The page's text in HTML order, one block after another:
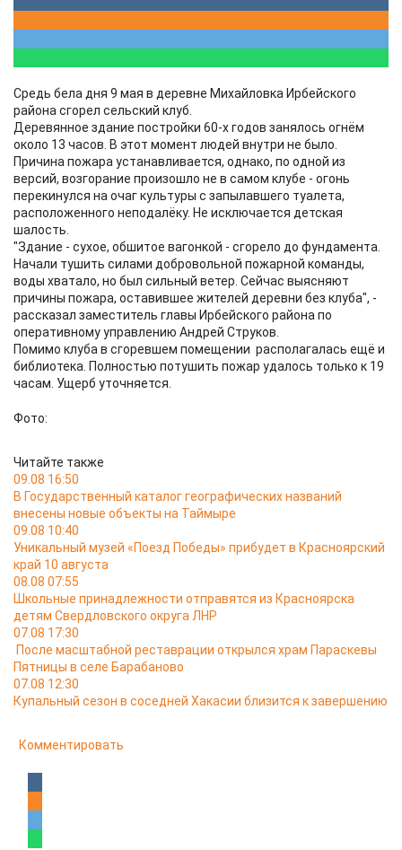
Cредь бела дня 9 мая в деревне Михайловка Ирбейского
района сгорел сельский клуб.
Деревянное здание постройки 60-х годов занялось огнём
около 13 часов. В этот момент людей внутри не было.
Причина пожара устанавливается, однако, по одной из
версий, возгорание произошло не в самом клубе - огонь
перекинулся на очаг культуры с запылавшего туалета,
расположенного неподалёку. Не исключается детская
шалость.
"Здание - сухое, обшитое вагонкой - сгорело до фундамента.
Начали тушить силами добровольной пожарной команды,
воды хватало, но был сильный ветер. Сейчас выясняют
причины пожара, оставившее жителей деревни без клуба", -
рассказал заместитель главы Ирбейского района по
оперативному управлению Андрей Струков.
Помимо клуба в сгоревшем помещении располагалась ещё и
библиотека. Полностью потушить пожар удалось только к 19
часам. Ущерб уточняется.
Фото:
Читайте также
09.08 16:50
В Государственный каталог географических названий
внесены новые объекты на Таймыре
09.08 10:40
Уникальный музей «Поезд Победы» прибудет в Красноярский
край 10 августа
08.08 07:55
Школьные принадлежности отправятся из Красноярска
детям Свердловского округа ЛНР
07.08 17:30
После масштабной реставрации открылся храм Параскевы
Пятницы в селе Барабаново
07.08 12:30
Купальный сезон в соседней Хакасии близится к завершению
Комментировать